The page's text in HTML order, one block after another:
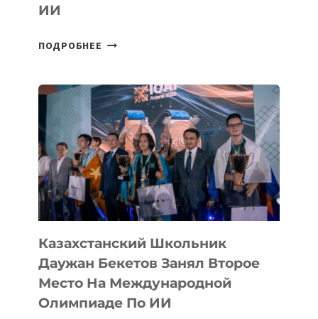
ИИ
ПОДРОБНЕЕ СБОРНАЯ
В
ИСТОРИИ
ЗАВОЕВАЛА
МЕДАЛЬ
НА
МЕЖДУНАРОДНОЙ
ОЛИМПИАДЕ
ПО
Казахстанский Школьник
Даужан Бекетов Занял Второе
Место На Международной
Олимпиаде По ИИ